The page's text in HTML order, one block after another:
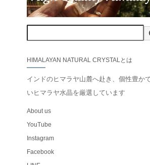
HIMALAYAN NATURAL CRYSTALとは
インドのヒマラヤ山麓へ赴き、個性豊か
いヒマラヤ水晶を厳選しています
About us
YouTube
Instagram
Facebook